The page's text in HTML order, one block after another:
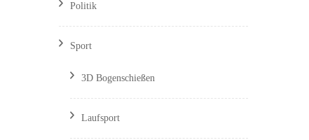
Politik
Sport
3D Bogenschießen
Laufsport